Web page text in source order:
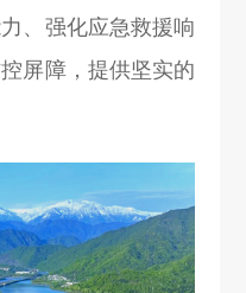
、强化应急救援响
屏障，提供坚实的